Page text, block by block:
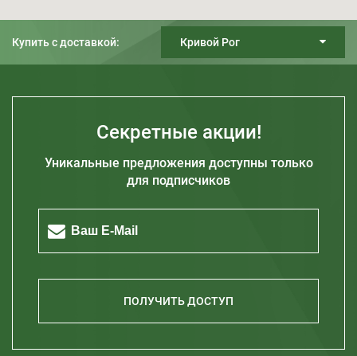
Купить с доставкой: Кривой Рог
Днепр
Запорожье
Николаев
Секретные акции!
Уникальные предложения доступны только
для подписчиков
ПОЛУЧИТЬ ДОСТУП